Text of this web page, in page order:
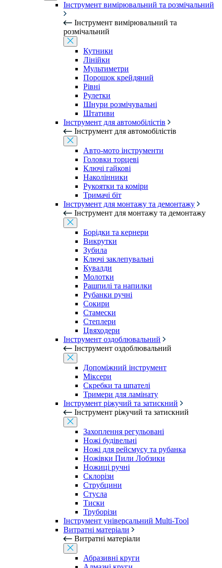
Інструмент вимірювальний та розмічальний
Інструмент вимірювальний та
розмічальний
Кутники
Лінійки
Мультиметри
Порошок крейдяний
Рівні
Рулетки
Шнури розмічувальні
Штативи
Інструмент для автомобілістів
Інструмент для автомобілістів
Авто-мото інструменти
Головки торцеві
Ключі гайкові
Наколінники
Рукоятки та коміри
Тримачі біт
Інструмент для монтажу та демонтажу
Інструмент для монтажу та демонтажу
Борідки та кернери
Викрутки
Зубила
Ключі заклепувальні
Кувалди
Молотки
Рашпилі та напилки
Рубанки ручні
Сокири
Стамески
Степлери
Цвяходери
Інструмент оздоблювальний
Інструмент оздоблювальний
Допоміжний інструмент
Міксери
Скребки та шпателі
Тримери для ламінату
Інструмент ріжучий та затискний
Інструмент ріжучий та затискний
Захоплення регульовані
Ножі будівельні
Ножі для рейсмусу та рубанка
Ножівки Пили Лобзики
Ножиці ручні
Склорізи
Струбцини
Стусла
Тиски
Труборізи
Інструмент універсальний Multi-Tool
Витратні матеріали
Витратні матеріали
Абразивні круги